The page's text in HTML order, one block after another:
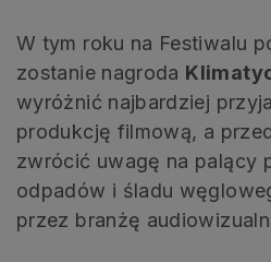
W tym roku na Festiwalu
zostanie nagroda
wyróżnić najbardziej
produkcję filmową, a
zwrócić uwagę na palący
odpadów i śladu
przez branżę